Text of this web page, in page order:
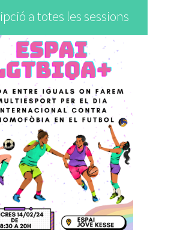
a totes les sessions